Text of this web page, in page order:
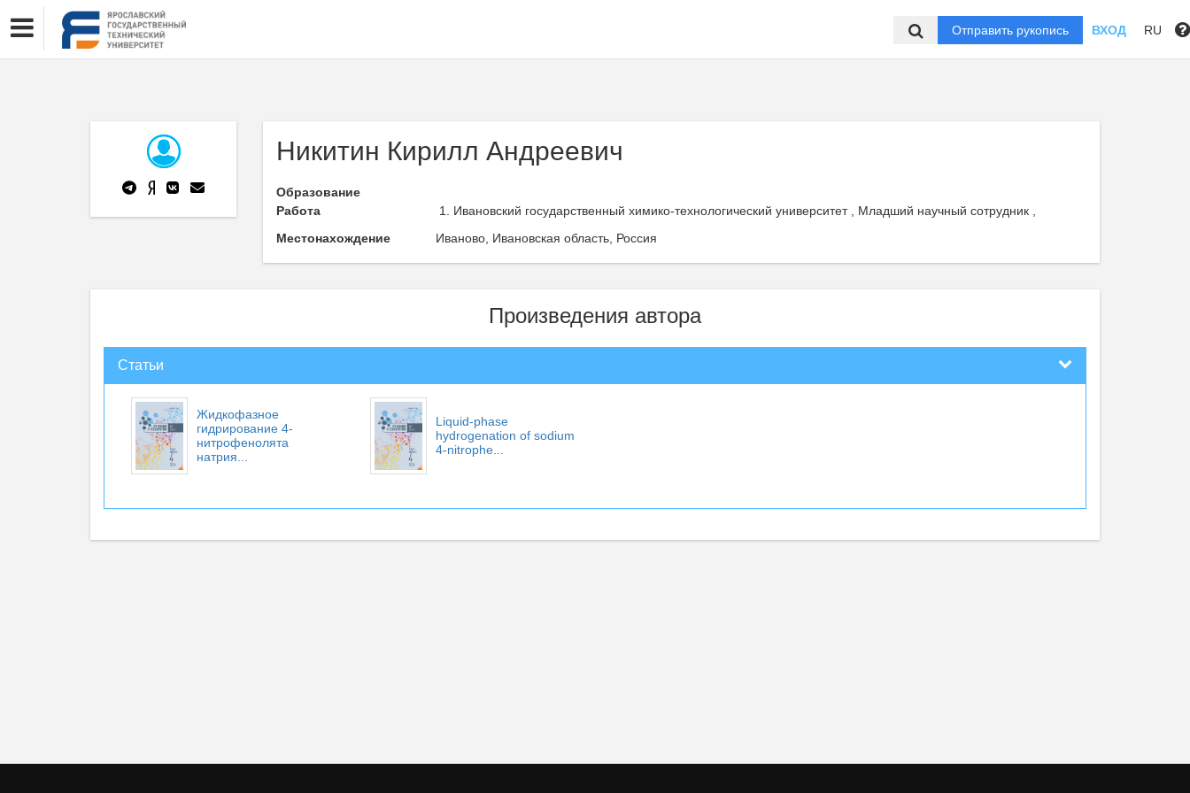
Отправить рукопись ВХОД RU
Никитин Кирилл Андреевич
Образование
Работа
Ивановский государственный химико-технологический университет , Младший научный сотрудник ,
Местонахождение
Иваново, Ивановская область, Россия
Произведения автора
Статьи
Жидкофазное
гидрирование 4-
нитрофенолята
натрия...
Liquid-phase
hydrogenation of sodium
4-nitrophe...